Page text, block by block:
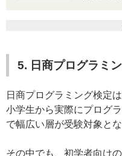
5. 日商プログラミ
日商プログラミング検定
小学生から実際にプログ
で幅広い層が受験対象とな
その中でも、初学者向け